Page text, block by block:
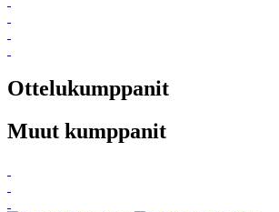
Ottelukumppanit
Muut kumppanit